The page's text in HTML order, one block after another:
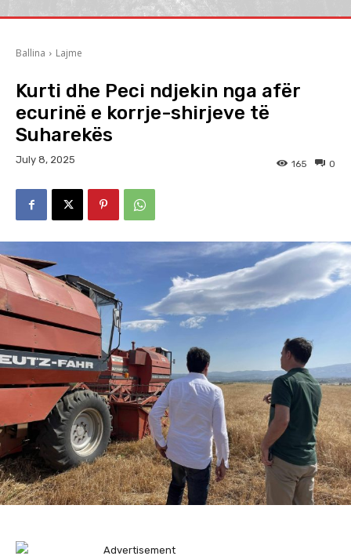
Ballina Lajme
Kurti dhe Peci ndjekin nga afër
ecurinë e korrje-shirjeve të
Suharekës
July 8, 2025 0
165